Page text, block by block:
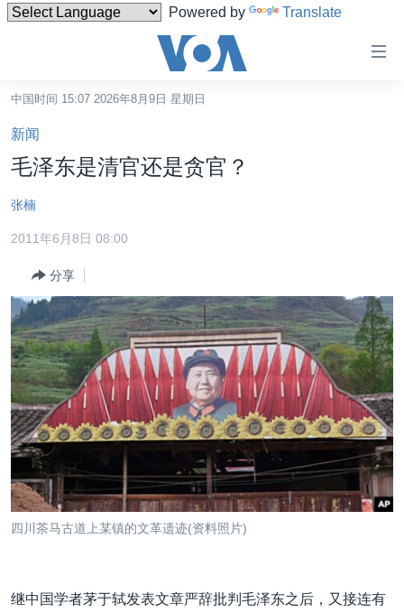
Powered by Translate
碍
链
接
转
内
到
导
航
跳
转
到
检
索
台湾
港澳
国际
最新国际新闻
印太
中东
欧洲
非洲
美洲
全球议题
分类新闻
经济·金融·贸易
人权·法律·宗教
科教·文娱·体健
军事
劳工
环境
美中关系
热点专题
白宫要闻
国会报道
美中关系
美国建国250周年
重要讲话与声明
VOA视频
VOA今日焦点
中文广播
关注我们
中国时间 15:07 2026年8月9日 星期日
新闻
毛泽东是清官还是贪官？
张楠
2011年6月8日 08:00
分享
四川茶马古道上某镇的文革遗迹(资料照片)
继中国学者茅于轼发表文章严辞批判毛泽东之后，又接连有